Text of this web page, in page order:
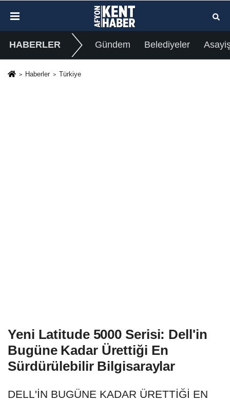
HABERLER Gündem Belediyeler
Haberler Türkiye
Yeni Latitude 5000 Serisi: Dell'in
Bugüne Kadar Ürettiği En
Sürdürülebilir Bilgisaraylar
DELL'İN BUGÜNE KADAR ÜRETTİĞİ EN